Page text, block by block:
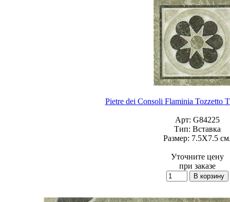
Pietre dei Consoli Flaminia Tozzetto
Арт: G84225
Тип: Вставка
Размер: 7.5X7.5
Уточните цену
при заказе